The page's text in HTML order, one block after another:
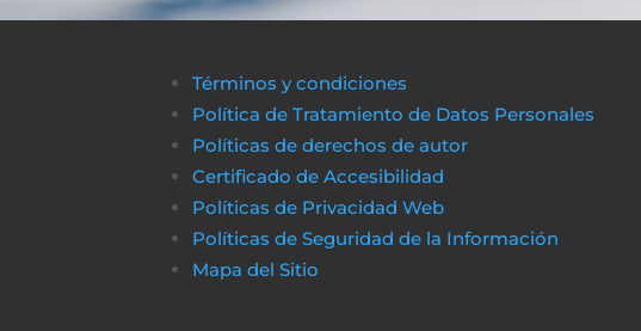
Términos y condiciones
Política de Tratamiento de Datos Personales
Políticas de derechos de autor
Certificado de Accesibilidad
Políticas de Privacidad Web
Políticas de Seguridad de la Información
Mapa del Sitio